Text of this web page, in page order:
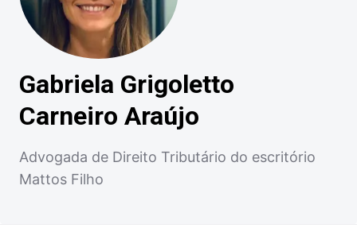
Gabriela Grigoletto
Carneiro Araújo
Advogada de Direito Tributário do escritório
Mattos Filho